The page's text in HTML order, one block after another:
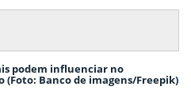
podem influenciar no
Banco de imagens/Freepik)